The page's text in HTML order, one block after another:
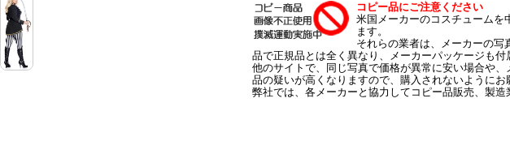
コピー品にご注意ください
米国メーカーのコスチュームを
ます。
それらの業者は、メーカーの写
品で正規品とは全く異なり、メーカーパッケージも
他のサイトで、同じ写真で価格が異常に安い場合や
品の疑いが高くなりますので、購入されないようにお
弊社では、各メーカーと協力してコピー品販売、製造